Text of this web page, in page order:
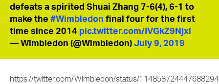
defeats a spirited Shuai Zhang 7-6(4), 6-1 to
make the #Wimbledon final four for the first
time since 2014 pic.twitter.com/IVGkZ9Njxl
— Wimbledon (@Wimbledon)July 9, 2019
https://twitter.com/Wimbledon/status/